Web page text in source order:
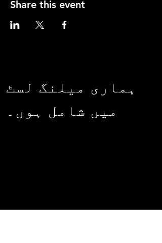
Share this event
ہماری میلنگ لسٹ
میں شامل ہوں۔